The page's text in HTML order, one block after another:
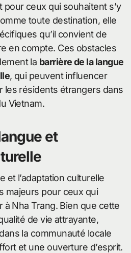
ceux qui souhaitent s’y
toute destination, elle
qu’il convient de
en compte. Ces obstacles
la barrière de la langue
, qui peuvent influencer
les résidents étrangers dans
Vietnam.
et
et l’adaptation culturelle
majeurs pour ceux qui
à Nha Trang. Bien que cette
de vie attrayante,
la communauté locale
et une ouverture d’esprit.